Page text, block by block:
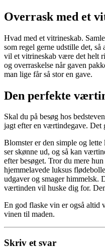
Overrask med et
Hvad med et vitrineskab.
som regel gerne udstille det,
vil et vitrineskab være det helt
og overraskelse når gaven
man lige får så stor en gave.
Den perfekte
Skal du på besøg hos
jagt efter en værtindegave. Det
Blomster er den simple og
ser skønne ud, og så kan
efter besøget. Tror du mere
hjemmelavede luksus
udgaver og smager himmelsk.
værtinden vil huske dig for.
En god flaske vin er også altid
vinen til maden.
Skriv et svar